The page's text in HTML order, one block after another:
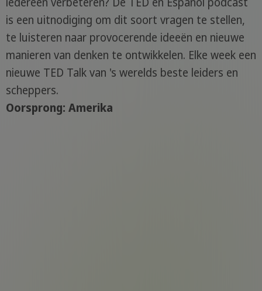
is een uitnodiging om dit soort vragen te stellen,
te luisteren naar provocerende ideeën en nieuwe
manieren van denken te ontwikkelen. Elke week een
nieuwe TED Talk van 's werelds beste leiders en
scheppers.
Oorsprong: Amerika